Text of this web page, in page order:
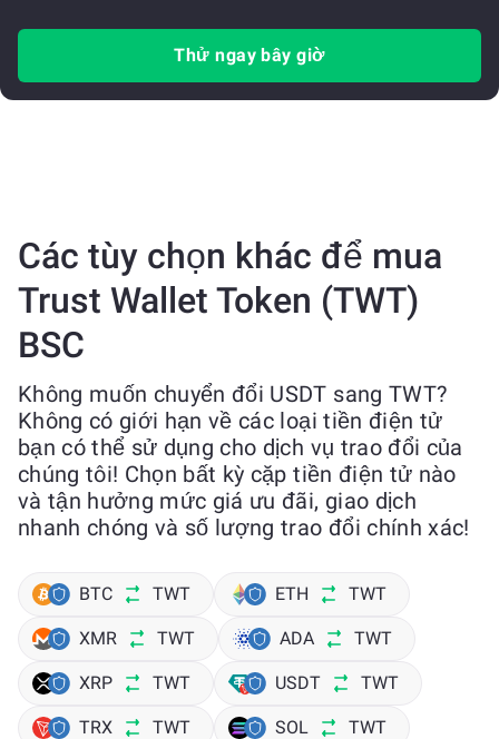
Thử ngay bây giờ
Các tùy chọn khác để mua
Trust Wallet Token (TWT)
BSC
Không muốn chuyển đổi USDT sang TWT?
Không có giới hạn về các loại tiền điện tử
bạn có thể sử dụng cho dịch vụ trao đổi của
chúng tôi! Chọn bất kỳ cặp tiền điện tử nào
và tận hưởng mức giá ưu đãi, giao dịch
nhanh chóng và số lượng trao đổi chính xác!
BTC TWT ETH TWT
XMR TWT ADA TWT
XRP TWT USDT TWT
TRX TWT SOL TWT